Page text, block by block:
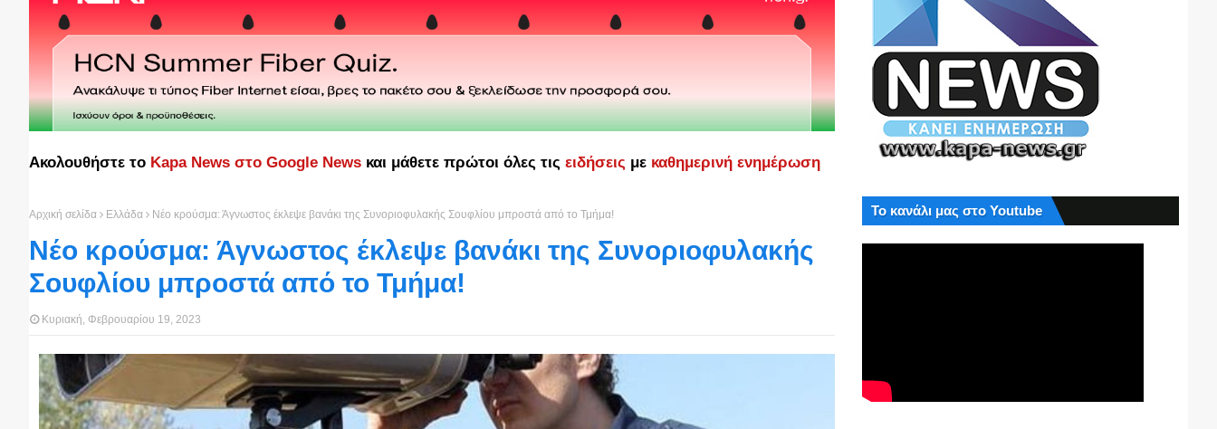
Ακολουθήστε το Kapa News στο Google News και μάθετε πρώτοι όλες τις ειδήσεις με καθημερινή ενημέρωση
Αρχική σελίδα Ελλάδα Νέο κρούσμα: Άγνωστος έκλεψε βανάκι της Συνοριοφυλακής Σουφλίου μπροστά από το Τμήμα!
Νέο κρούσμα: Άγνωστος έκλεψε βανάκι της Συνοριοφυλακής
Σουφλίου μπροστά από το Τμήμα!
Κυριακή, Φεβρουαρίου 19, 2023
Το κανάλι μας στο Youtube